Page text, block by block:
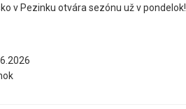
v Pezinku otvára sezónu už v pondelok!